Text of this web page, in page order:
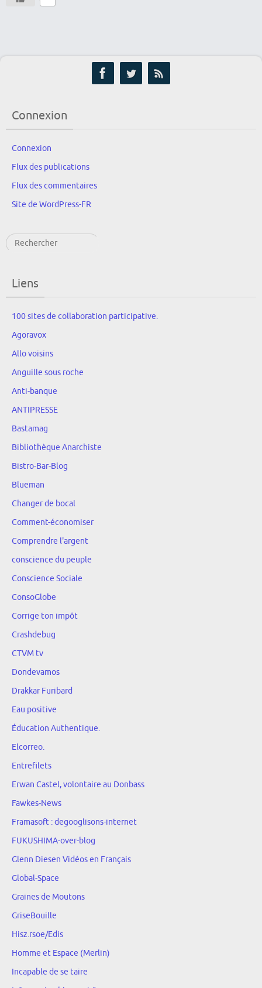
Connexion
Connexion
Flux des publications
Flux des commentaires
Site de WordPress-FR
Rechercher
Liens
100 sites de collaboration participative.
Agoravox
Allo voisins
Anguille sous roche
Anti-banque
ANTIPRESSE
Bastamag
Bibliothèque Anarchiste
Bistro-Bar-Blog
Blueman
Changer de bocal
Comment-économiser
Comprendre l'argent
conscience du peuple
Conscience Sociale
ConsoGlobe
Corrige ton impôt
Crashdebug
CTVM tv
Dondevamos
Drakkar Furibard
Eau positive
Éducation Authentique.
Elcorreo.
Entrefilets
Erwan Castel, volontaire au Donbass
Fawkes-News
Framasoft : degooglisons-internet
FUKUSHIMA-over-blog
Glenn Diesen Vidéos en Français
Global-Space
Graines de Moutons
GriseBouille
Hisz.rsoe/Edis
Homme et Espace (Merlin)
Incapable de se taire